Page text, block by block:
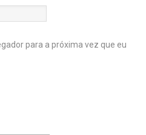
para a próxima vez que eu